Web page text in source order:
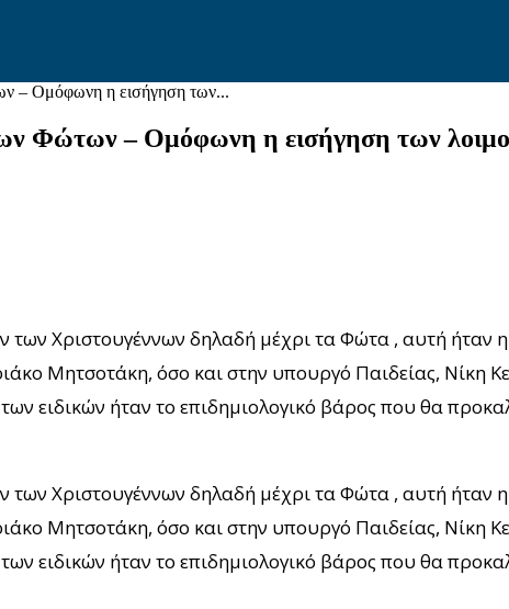
– Ομόφωνη η εισήγηση των...
Φώτων – Ομόφωνη η εισήγηση των
των Χριστουγέννων δηλαδή μέχρι τα Φώτα , αυτή
Μητσοτάκη, όσο και στην υπουργό Παιδείας, Νίκη
ειδικών ήταν το επιδημιολογικό βάρος που θα
των Χριστουγέννων δηλαδή μέχρι τα Φώτα , αυτή
Μητσοτάκη, όσο και στην υπουργό Παιδείας, Νίκη
ειδικών ήταν το επιδημιολογικό βάρος που θα